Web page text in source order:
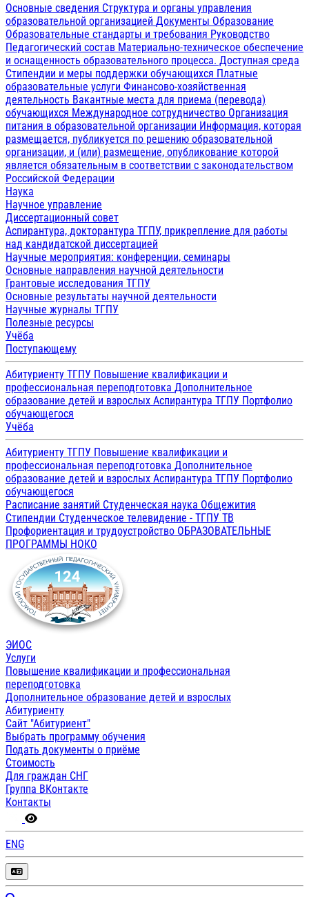
Основные сведения Структура и органы управления
образовательной организацией Документы Образование
Образовательные стандарты и требования Руководство
Педагогический состав Материально-техническое обеспечение
и оснащенность образовательного процесса. Доступная среда
Стипендии и меры поддержки обучающихся Платные
образовательные услуги Финансово-хозяйственная
деятельность Вакантные места для приема (перевода)
обучающихся Международное сотрудничество Организация
питания в образовательной организации Информация, которая
размещается, публикуется по решению образовательной
организации, и (или) размещение, опубликование которой
является обязательным в соответствии с законодательством
Российской Федерации
Наука
Научное управление
Диссертационный совет
Аспирантура, докторантура ТГПУ, прикрепление для работы
над кандидатской диссертацией
Научные мероприятия: конференции, семинары
Основные направления научной деятельности
Грантовые исследования ТГПУ
Основные результаты научной деятельности
Научные журналы ТГПУ
Полезные ресурсы
Учёба
Поступающему
Абитуриенту ТГПУ Повышение квалификации и
профессиональная переподготовка Дополнительное
образование детей и взрослых Аспирантура ТГПУ Портфолио
обучающегося
Учёба
Абитуриенту ТГПУ Повышение квалификации и
профессиональная переподготовка Дополнительное
образование детей и взрослых Аспирантура ТГПУ Портфолио
обучающегося
Расписание занятий Студенческая наука Общежития
Стипендии Студенческое телевидение - ТГПУ ТВ
Профориентация и трудоустройство ОБРАЗОВАТЕЛЬНЫЕ
ПРОГРАММЫ НОКО
ЭИОС
Услуги
Повышение квалификации и профессиональная
переподготовка
Дополнительное образование детей и взрослых
Абитуриенту
Сайт "Абитуриент"
Выбрать программу обучения
Подать документы о приёме
Стоимость
Для граждан СНГ
Группа ВКонтакте
Контакты
ENG